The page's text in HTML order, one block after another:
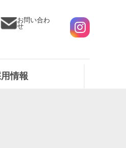
お問い合わ
せ
情報